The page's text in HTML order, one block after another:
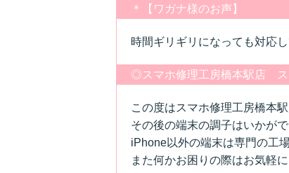
＊【ワガナ様のお声】
時間ギリギリになっても対応
◎スマホ修理工房橋本駅店
この度はスマホ修理工房橋本
その後の端末の調子はいかがで
iPhone以外の端末は専門の工
また何かお困りの際はお気軽